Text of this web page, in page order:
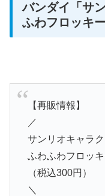
バンダイ 「サ
ふわフロッキ
【再販情報】
／
サンリオキャラ
ふわふわフロッ
（税込300円）
＼